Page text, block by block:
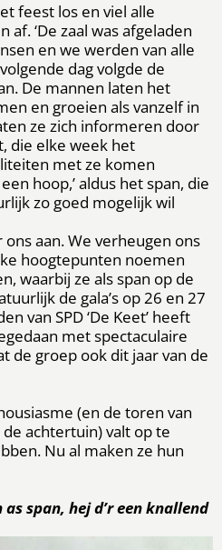
feest los en viel alle
af. ‘De zaal was afgeladen
en we werden van alle
dag volgde de
De mannen laten het
en groeien als vanzelf in
ze zich informeren door
die elke week het
met ze komen
hoop,’ aldus het span, die
zo goed mogelijk wil
aan. We verheugen ons
hoogtepunten noemen
waarbij ze als span op de
de gala’s op 26 en 27
van SPD ‘De Keet’ heeft
met spectaculaire
de groep ook dit jaar van de
(en de toren van
achtertuin) valt op te
Nu al maken ze hun
span, hej d’r een knallend